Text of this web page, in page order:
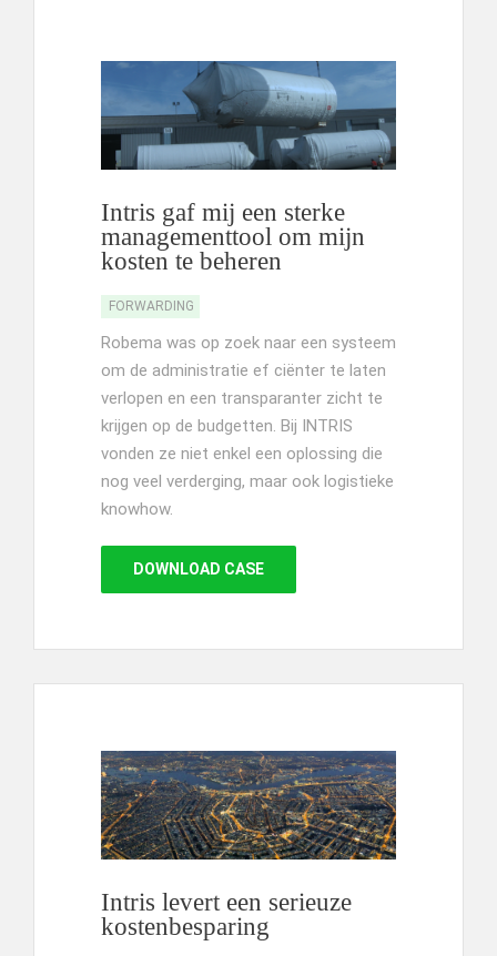
Intris gaf mij een sterke
managementtool om mijn
kosten te beheren
FORWARDING
Robema was op zoek naar een systeem
om de administratie ef ciënter te laten
verlopen en een transparanter zicht te
krijgen op de budgetten. Bij INTRIS
vonden ze niet enkel een oplossing die
nog veel verderging, maar ook logistieke
knowhow.
DOWNLOAD CASE
Intris levert een serieuze
kostenbesparing